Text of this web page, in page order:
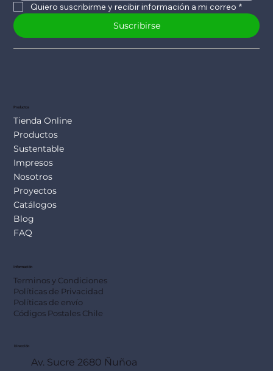
Quiero suscribirme y recibir información a mi correo *
Suscribirse
Productos
Tienda Online
Productos
Sustentable
Impresos
Nosotros
Proyectos
Catálogos
Blog
FAQ
Información
Terminos y Condiciones
Políticas de Privacidad
Políticas de envío
Códigos Postales Chile
Dirección
Av. Sucre 2680 Ñuñoa